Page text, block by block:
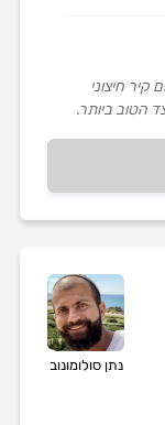
קיר חיצוני
הטוב ביותר.
נתן סולומונוב